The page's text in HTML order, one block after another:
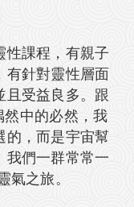
性課程，有親子
有針對靈性層面
且受益良多。跟
中的必然，我
的，而是宇宙幫
我們一群常常一
之旅。